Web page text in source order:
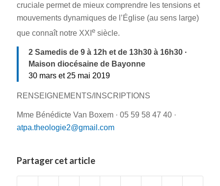
cruciale permet de mieux comprendre les tensions et
mouvements dynamiques de l’Église (au sens large)
que connaît notre XXI esiècle.
2 Samedisde 9 à 12h et de 13h30 à 16h30 ·
Maison diocésaine de Bayonne
30 mars et 25 mai 2019
RENSEIGNEMENTS/INSCRIPTIONS
Mme Bénédicte Van Boxem · 05 59 58 47 40 ·
atpa.theologie2@gmail.com
Partager cet article